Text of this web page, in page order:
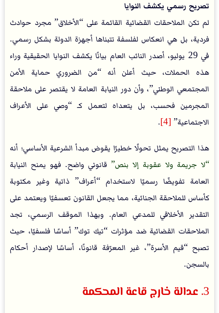
تصريح رسمي يكشف النوايا
لم تكن الملاحقات القضائية القائمة على “الأخلاق” مجرد حوادث
فردية، بل هي انعكاس لفلسفة تتبناها أجهزة الدولة بشكل رسمي.
في 29 يوليو، أصدر النائب العام بيانًا يكشف النوايا الحقيقية وراء
هذه الحملات، حيث أعلن أنه “من الضروري حماية الأمن
المجتمعي الوطني”، وأن دور النيابة العامة لا يقتصر على ملاحقة
المجرمين فحسب، بل يتعداه لتعمل كـ “وصي على الأعراف
الاجتماعية” [4]
.
هذا التصريح يمثل تحولًا خطيرًا يقوض مبدأ الشرعية الأساسي؛ أنه
لا جريمة ولا عقوبة إلا بنص
قانوني واضح. فهو يمنح النيابة
العامة تفويضًا رسميًا لاستخدام “أعراف” ذاتية وغير مكتوبة
كأساس للملاحقة الجنائية، مما يجعل القانون تعسفيًا ويعتمد على
التقدير الأخلاقي للمدعي العام. وبهذا الموقف الرسمي، تجد
الملاحقات القضائية ضد مؤثرات “تيك توك” أساسًا فلسفيًا، حيث
تصبح “قيم الأسرة”، غير المعرّفة قانونًا، أساسًا لإصدار أحكام
بالسجن.
3. عدالة خارج قاعة المحكمة